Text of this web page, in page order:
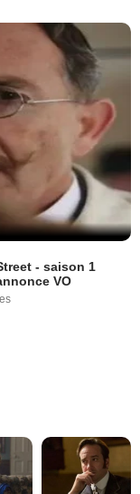
- saison 1
VO